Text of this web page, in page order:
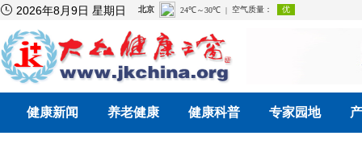
 2026年8月9日 星期日
健康新闻 养老健康 健康科普 专家园地